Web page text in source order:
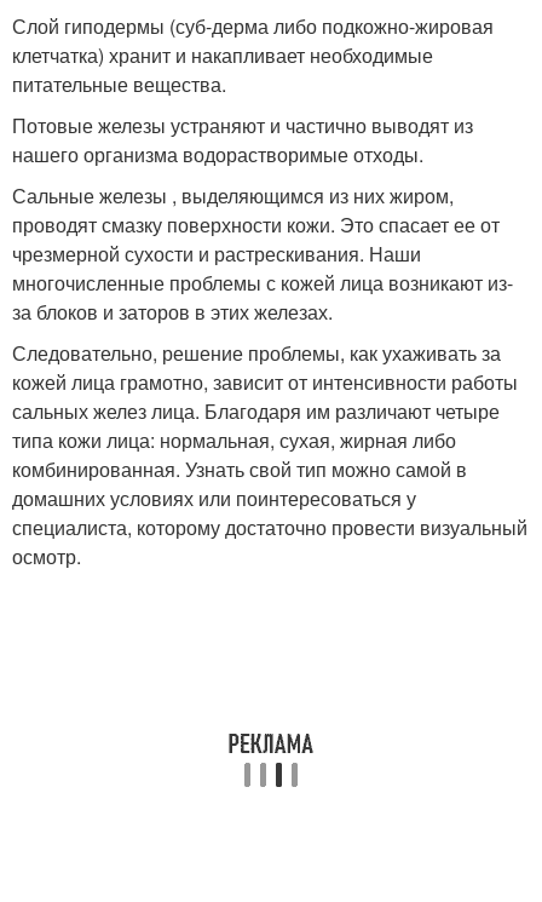
Слой гиподермы (суб-дерма либо подкожно-жировая
клетчатка) хранит и накапливает необходимые
питательные вещества.
Потовые железы устраняют и частично выводят из
нашего организма водорастворимые отходы.
Сальные железы , выделяющимся из них жиром,
проводят смазку поверхности кожи. Это спасает ее от
чрезмерной сухости и растрескивания. Наши
многочисленные проблемы с кожей лица возникают из-
за блоков и заторов в этих железах.
Следовательно, решение проблемы, как ухаживать за
кожей лица грамотно, зависит от интенсивности работы
сальных желез лица. Благодаря им различают четыре
типа кожи лица: нормальная, сухая, жирная либо
комбинированная. Узнать свой тип можно самой в
домашних условиях или поинтересоваться у
специалиста, которому достаточно провести визуальный
осмотр.